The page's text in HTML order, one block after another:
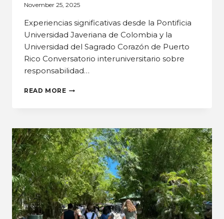
November 25, 2025
Experiencias significativas desde la Pontificia
Universidad Javeriana de Colombia y la
Universidad del Sagrado Corazón de Puerto
Rico Conversatorio interuniversitario sobre
responsabilidad…
READ MORE